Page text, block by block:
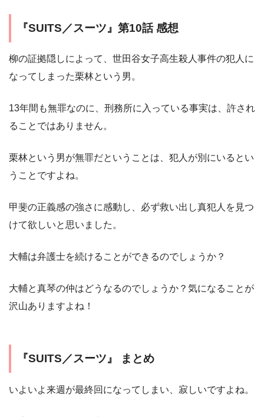
『SUITS／スーツ』第10話 感想
柳の証拠隠しによって、世田谷女子高生殺人事件の犯人に
なってしまった栗林という男。
13年間も無罪なのに、刑務所に入っている事実は、許され
ることではありません。
栗林という男が無罪だということは、犯人が別にいるとい
うことですよね。
甲斐の正義感の強さに感動し、必ず救い出し真犯人を見つ
けて欲しいと思いました。
大輔は弁護士を続けることができるのでしょうか？
大輔と真琴の仲はどうなるのでしょうか？気になることが
沢山ありますよね！
『SUITS／スーツ』 まとめ
いよいよ来週が最終回になってしまい、寂しいですよね。